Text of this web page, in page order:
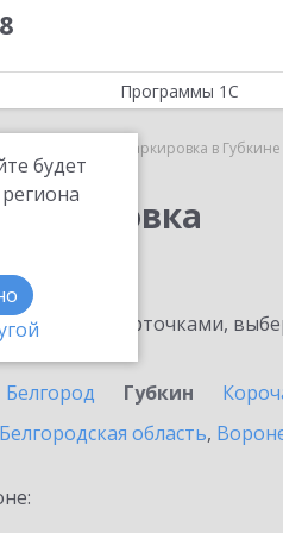
будет
Программы 1С
1С:Маркировка в Губкине
карточками,
Белгород Губкин
Белгородская область,